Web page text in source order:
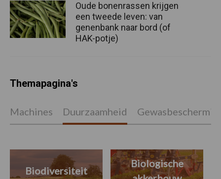
Oude bonenrassen krijgen
een tweede leven: van
genenbank naar bord (of
HAK-potje)
Themapagina's
Machines Duurzaamheid
Biodiversiteit
Biologische